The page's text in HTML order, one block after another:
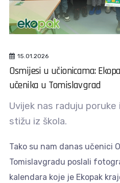
15.01.2026
Osmijesi u učionicama:
učenika u Tomislavgrad
Uvijek nas raduju
stižu iz škola.
Tako su nam danas učenici
Tomislavgradu poslali
kalendara koje je Ekopak